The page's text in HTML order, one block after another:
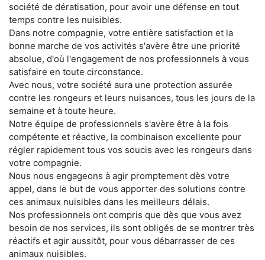
société de dératisation, pour avoir une défense en tout
temps contre les nuisibles.
Dans notre compagnie, votre entière satisfaction et la
bonne marche de vos activités s'avère être une priorité
absolue, d'où l'engagement de nos professionnels à vous
satisfaire en toute circonstance.
Avec nous, votre société aura une protection assurée
contre les rongeurs et leurs nuisances, tous les jours de la
semaine et à toute heure.
Notre équipe de professionnels s'avère être à la fois
compétente et réactive, la combinaison excellente pour
régler rapidement tous vos soucis avec les rongeurs dans
votre compagnie.
Nous nous engageons à agir promptement dès votre
appel, dans le but de vous apporter des solutions contre
ces animaux nuisibles dans les meilleurs délais.
Nos professionnels ont compris que dès que vous avez
besoin de nos services, ils sont obligés de se montrer très
réactifs et agir aussitôt, pour vous débarrasser de ces
animaux nuisibles.